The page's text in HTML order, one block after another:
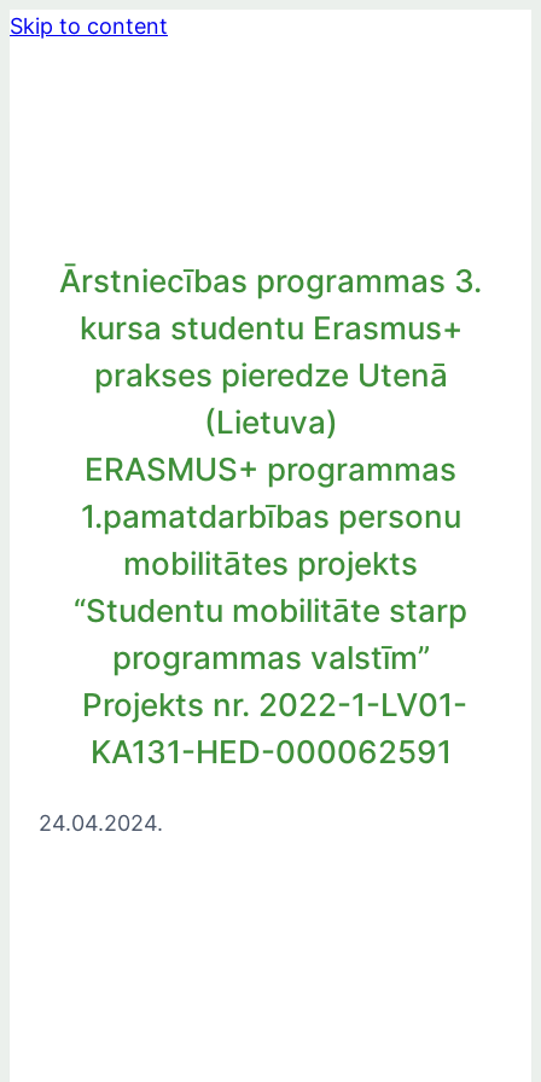
Skip to content
Ārstniecības programmas 3.
kursa studentu Erasmus+
prakses pieredze Utenā
(Lietuva)
ERASMUS+ programmas
1.pamatdarbības personu
mobilitātes projekts
“Studentu mobilitāte starp
programmas valstīm”
Projekts nr. 2022-1-LV01-
KA131-HED-000062591
24.04.2024.